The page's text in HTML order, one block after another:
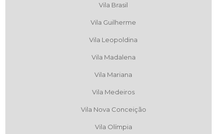
Vila Brasil
Vila Guilherme
Vila Leopoldina
Vila Madalena
Vila Mariana
Vila Medeiros
Vila Nova Conceição
Vila Olímpia